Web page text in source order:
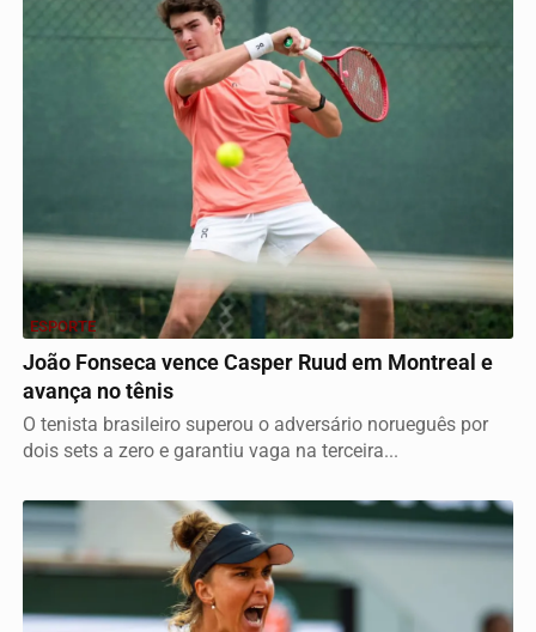
ESPORTE
João Fonseca vence Casper Ruud em Montreal e
avança no tênis
O tenista brasileiro superou o adversário norueguês por
dois sets a zero e garantiu vaga na terceira...